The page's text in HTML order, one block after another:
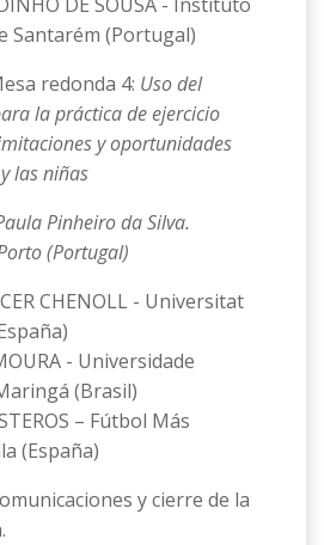
Santarém (Portugal)
redonda 4: Uso del
la práctica de ejercicio
y oportunidades
las niñas
Pinheiro da Silva.
(Portugal)
CHENOLL ­- Universitat
­- Universidade
(Brasil)
– Fútbol Más
(España)
y cierre de la